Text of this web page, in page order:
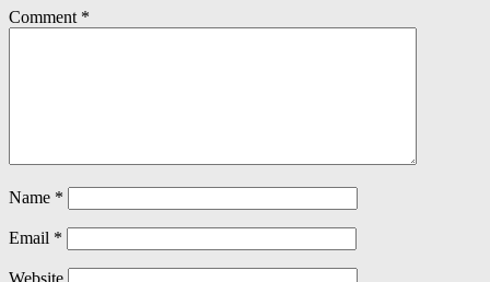
Comment *
Name *
Email *
Website